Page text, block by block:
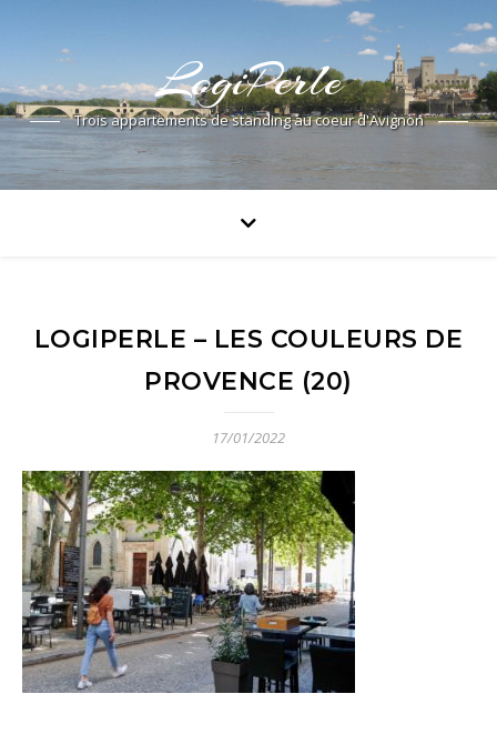
LogiPerle
Trois appartements de standing au coeur d'Avignon
LOGIPERLE – LES COULEURS DE
PROVENCE (20)
17/01/2022